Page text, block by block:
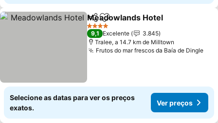
PartilharAdicionar aos favoritos
Meadowlands Hotel
4 Estrelas
9,1 Excelente
3.845
Tralee, a 14.7 km de Milltown
Frutos do mar frescos da Baía de DingleVer
Selecione as datas para ver os preços
exatos.
Ver preços